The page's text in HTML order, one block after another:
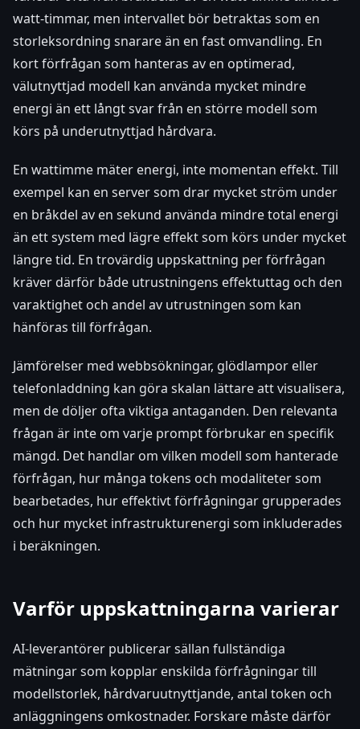
watt-timmar, men intervallet bör betraktas som en
storleksordning snarare än en fast omvandling. En
kort förfrågan som hanteras av en optimerad,
välutnyttjad modell kan använda mycket mindre
energi än ett långt svar från en större modell som
körs på underutnyttjad hårdvara.
En wattimme mäter energi, inte momentan effekt. Till
exempel kan en server som drar mycket ström under
en bråkdel av en sekund använda mindre total energi
än ett system med lägre effekt som körs under mycket
längre tid. En trovärdig uppskattning per förfrågan
kräver därför både utrustningens effektuttag och den
varaktighet och andel av utrustningen som kan
hänföras till förfrågan.
Jämförelser med webbsökningar, glödlampor eller
telefonladdning kan göra skalan lättare att visualisera,
men de döljer ofta viktiga antaganden. Den relevanta
frågan är inte om varje prompt förbrukar en specifik
mängd. Det handlar om vilken modell som hanterade
förfrågan, hur många tokens och modaliteter som
bearbetades, hur effektivt förfrågningar grupperades
och hur mycket infrastrukturenergi som inkluderades
i beräkningen.
Varför uppskattningarna varierar
AI-leverantörer publicerar sällan fullständiga
mätningar som kopplar enskilda förfrågningar till
modellstorlek, hårdvaruutnyttjande, antal token och
anläggningens omkostnader. Forskare måste därför